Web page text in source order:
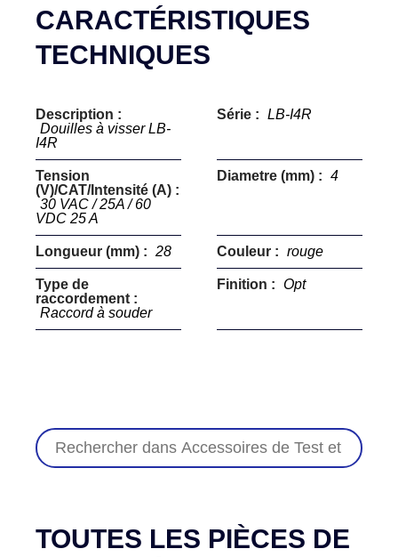
CARACTÉRISTIQUES
TECHNIQUES
Description :
Douilles à visser LB-
I4R
Série : LB-I4R
Tension
(V)/CAT/Intensité (A) :
30 VAC / 25A / 60
VDC 25 A
Diametre (mm) : 4
Longueur (mm) : 28 Couleur : rouge
Type de
raccordement :
Raccord à souder
Finition : Opt
TOUTES LES PIÈCES DE